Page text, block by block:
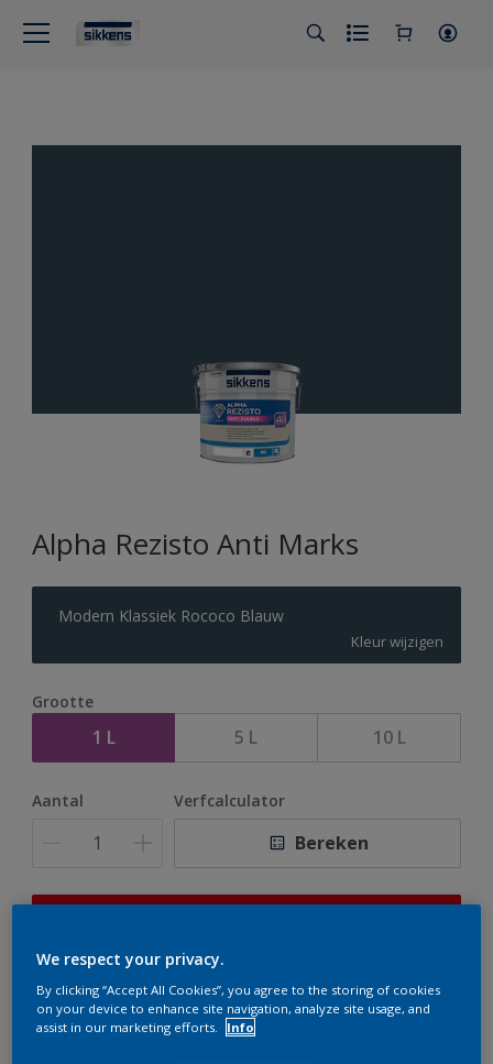
Alpha Rezisto Anti Marks
Modern Klassiek Rococo Blauw
Kleur wijzigen
Grootte
1 L 5 L 10 L
Aantal Verfcalculator
Bereken
er hard aan om de voorraad aan te vullen.
We respect your privacy.
By clicking “Accept All Cookies”, you agree to the storing of cookies
on your device to enhance site navigation, analyze site usage, and
assist in our marketing efforts.
Info